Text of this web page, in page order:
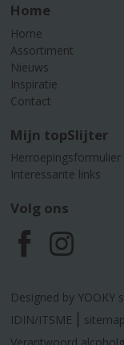
Home
Home
Assortiment
Nieuws
Inspiratie
Contact
Mijn topSlijter
Herroepingsformulier
Interessante links
Volg ons
F
a
c
I
n
s
Designed by YOOKY
IDIN/ITSME
sitemap